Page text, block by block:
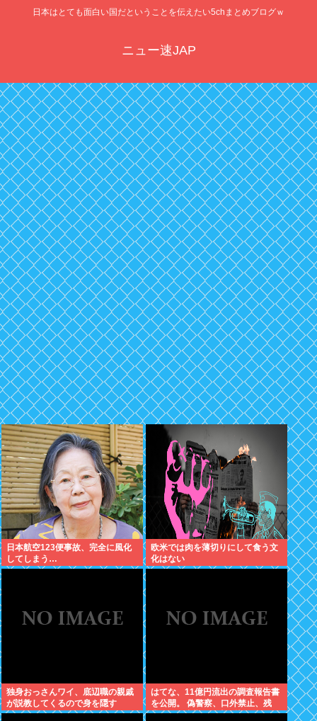
日本はとても面白い国だということを伝えたい5chまとめブログｗ
ニュー速JAP
日本航空123便事故、完全に風化
してしまう…
欧米では肉を薄切りにして食う文
化はない
独身おっさんワイ、底辺職の親戚
が説教してくるので身を隠す
はてな、11億円流出の調査報告書
を公開。 偽警察、口外禁止、残
業・休日出勤200時間越、孤